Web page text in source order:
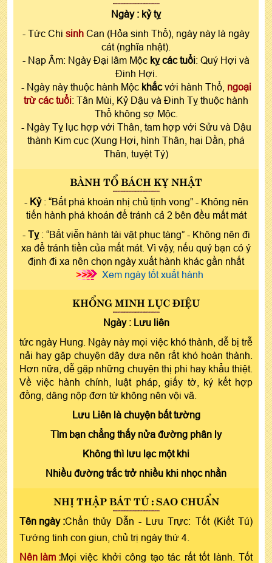
Ngày : kỷ tỵ
- Tức Chi sinh Can (Hỏa sinh Thổ), ngày này là ngày
cát (nghĩa nhật).
- Nạp Âm: Ngày Đại lâm Mộc kỵ các tuổi: Quý Hợi và
Đinh Hợi.
- Ngày này thuộc hành Mộc khắcvới hành Thổ, ngoại
trừ các tuổi: Tân Mùi, Kỷ Dậu và Đinh Tỵ thuộc hành
Thổ không sợ Mộc.
- Ngày Tỵ lục hợp với Thân, tam hợp với Sửu và Dậu
thành Kim cục (Xung Hợi, hình Thân, hại Dần, phá
Thân, tuyệt Tý)
BÀNH TỔ BÁCH KỴ NHẬT
- Kỷ: “Bất phá khoán nhị chủ tịnh vong” - Không nên
tiến hành phá khoán để tránh cả 2 bên đều mất mát
- Tỵ: “Bất viễn hành tài vật phục tàng” - Không nên đi
xa để tránh tiền của mất mát. Vì vậy, nếu quý bạn có ý
định đi xa nên chọn ngày xuất hành khác gần nhất
>>>
Xem ngày tốt xuất hành
KHỔNG MINH LỤC ĐIỆU
Ngày : Lưu liên
tức ngày Hung. Ngày này mọi việc khó thành, dễ bị trễ
nải hay gặp chuyện dây dưa nên rất khó hoàn thành.
Hơn nữa, dễ gặp những chuyện thị phi hay khẩu thiệt.
Về việc hành chính, luật pháp, giấy tờ, ký kết hợp
đồng, dâng nộp đơn từ không nên vội vã.
Lưu Liên là chuyện bất tường
Tìm bạn chẳng thấy nửa đường phân ly
Không thì lưu lạc một khi
Nhiều đường trắc trở nhiều khi nhọc nhằn
NHỊ THẬP BÁT TÚ : SAO CHUẨN
Tên ngày :Chẩn thủy Dẫn - Lưu Trực: Tốt (Kiết Tú)
Tướng tinh con giun, chủ trị ngày thứ 4.
Nên làm :Mọi việc khởi công tạo tác rất tốt lành. Tốt